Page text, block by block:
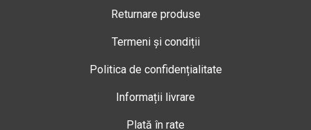
Returnare produse
Termeni și condiții
Politica de confidențialitate
Informații livrare
Plată în rate